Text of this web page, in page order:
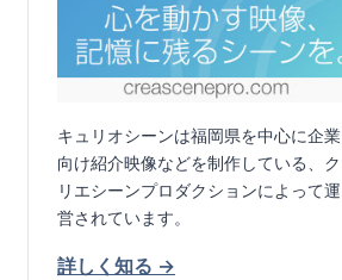
キュリオシーンは福岡県を中心に企業
向け紹介映像などを制作している、ク
リエシーンプロダクションによって運
営されています。
詳しく知る →